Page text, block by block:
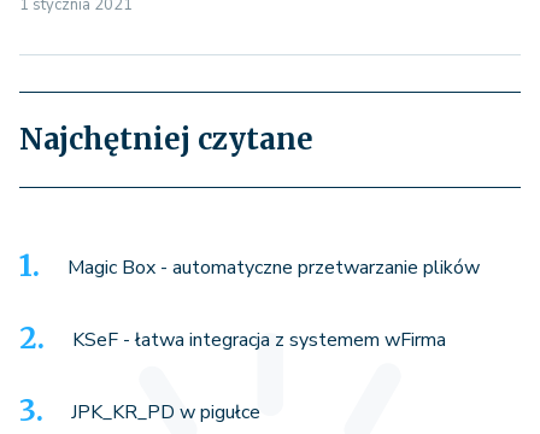
1 stycznia 2021
Najchętniej czytane
Magic Box - automatyczne przetwarzanie plików
KSeF - łatwa integracja z systemem wFirma
JPK_KR_PD w pigułce